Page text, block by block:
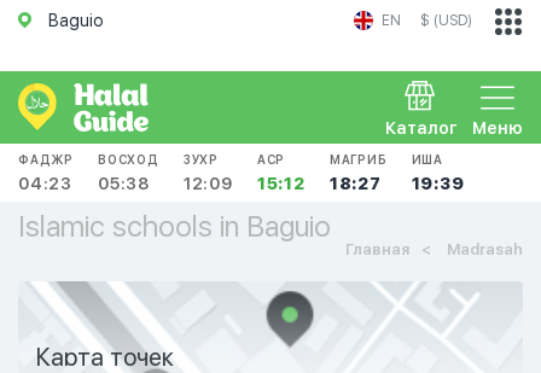
Baguio EN $ (USD)
Меню
Каталог
ФАДЖР
04:23
ВОСХОД
05:38
ЗУХР
12:09
АСР
15:12
МАГРИБ
18:27
ИША
19:39
Islamic schools in Baguio
Главная Madrasah
Карта точек